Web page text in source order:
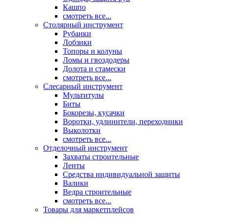
Кашпо
смотреть все...
Столярный инструмент
Рубанки
Лобзики
Топоры и колуны
Ломы и гвоздодеры
Долота и стамески
смотреть все...
Слесарный инструмент
Мультитулы
Биты
Бокорезы, кусачки
Воротки, удлинители, переходники
Выколотки
смотреть все...
Отделочный инструмент
Захваты строительные
Ленты
Средства индивидуальной защиты
Валики
Ведра строительные
смотреть все...
Товары для маркетплейсов